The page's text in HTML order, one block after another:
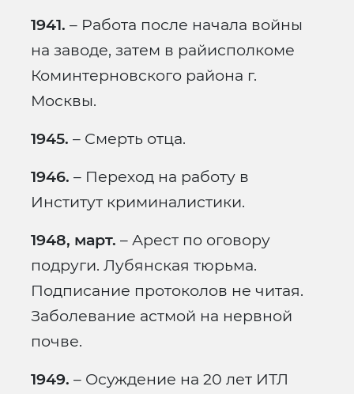
1941. – Работа после начала войны
на заводе, затем в райисполкоме
Коминтерновского района г.
Москвы.
1945. – Смерть отца.
1946. – Переход на работу в
Институт криминалистики.
1948, март. – Арест по оговору
подруги. Лубянская тюрьма.
Подписание протоколов не читая.
Заболевание астмой на нервной
почве.
1949. – Осуждение на 20 лет ИТЛ